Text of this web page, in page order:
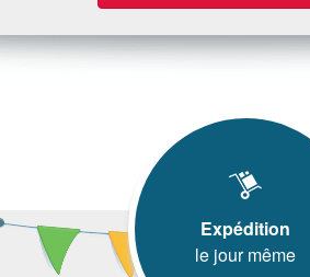
Expédition
le jour même